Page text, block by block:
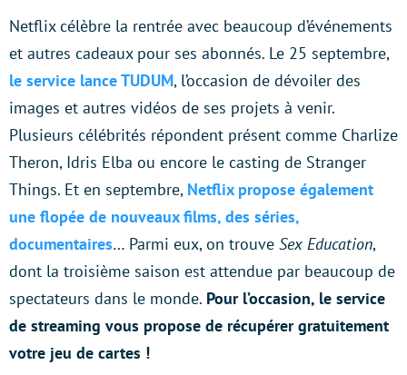
Netflix célèbre la rentrée avec beaucoup d’événements
et autres cadeaux pour ses abonnés. Le 25 septembre,
le service lance TUDUM, l’occasion de dévoiler des
images et autres vidéos de ses projets à venir.
Plusieurs célébrités répondent présent comme Charlize
Theron, Idris Elba ou encore le casting de Stranger
Things. Et en septembre, Netflix propose également
une flopée de nouveaux films, des séries,
documentaires… Parmi eux, on trouve Sex Education,
dont la troisième saison est attendue par beaucoup de
spectateurs dans le monde. Pour l’occasion, le service
de streaming vous propose de récupérer gratuitement
votre jeu de cartes !